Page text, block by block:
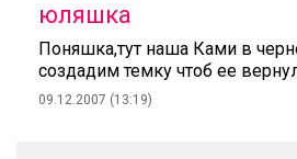
юляшка
Поняшка,тут наша Ками в
создадим темку чтоб ее
09.12.2007 (13:19)